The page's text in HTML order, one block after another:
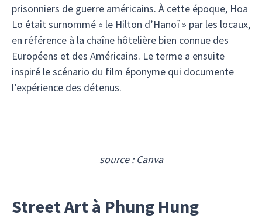
prisonniers de guerre américains. À cette époque, Hoa
Lo était surnommé « le Hilton d’Hanoï » par les locaux,
en référence à la chaîne hôtelière bien connue des
Européens et des Américains. Le terme a ensuite
inspiré le scénario du film éponyme qui documente
l’expérience des détenus.
source : Canva
Street Art à Phung Hung